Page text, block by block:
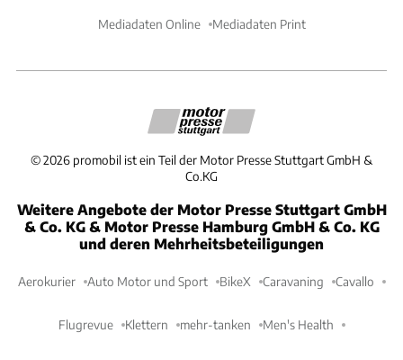
Mediadaten Online Mediadaten Print
©2026 promobil ist ein Teil der Motor Presse Stuttgart GmbH &
Co.KG
Weitere Angebote der Motor Presse Stuttgart GmbH
& Co. KG & Motor Presse Hamburg GmbH & Co. KG
und deren Mehrheitsbeteiligungen
Aerokurier Auto Motor und Sport BikeX Caravaning Cavallo
Flugrevue Klettern mehr-tanken Men's Health